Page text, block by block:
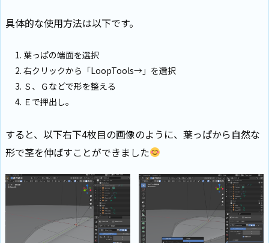
具体的な使用方法は以下です。
葉っぱの端面を選択
右クリックから「LoopTools→」を選択
Ｓ、Ｇなどで形を整える
Ｅで押出し。
すると、以下右下4枚目の画像のように、葉っぱから自然な
形で茎を伸ばすことができました